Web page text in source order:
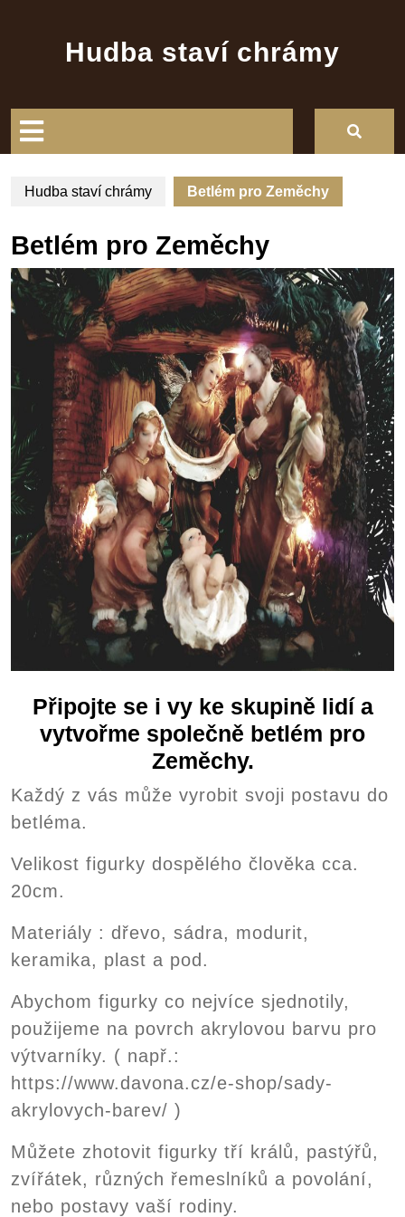
Hudba staví chrámy
Hudba staví chrámy Betlém pro Zeměchy
Betlém pro Zeměchy
Připojte se i vy ke skupině lidí a
vytvořme společně betlém pro
Zeměchy.
Každý z vás může vyrobit svoji postavu do
betléma.
Velikost figurky dospělého člověka cca.
20cm.
Materiály : dřevo, sádra, modurit,
keramika, plast a pod.
Abychom figurky co nejvíce sjednotily,
použijeme na povrch akrylovou barvu pro
výtvarníky. ( např.:
https://www.davona.cz/e-shop/sady-
akrylovych-barev/ )
Můžete zhotovit figurky tří králů, pastýřů,
zvířátek, různých řemeslníků a povolání,
nebo postavy vaší rodiny.